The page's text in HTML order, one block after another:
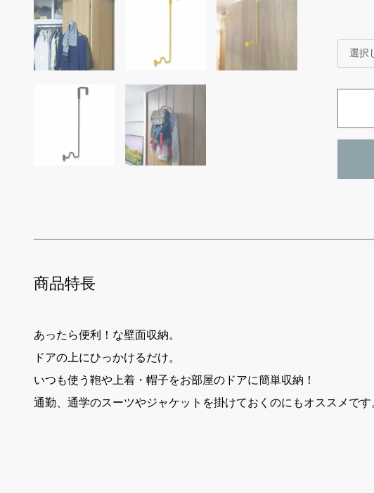
商品特長
あったら便利！な壁面収納。
ドアの上にひっかけるだけ。
いつも使う鞄や上着・帽子をお部屋のドアに簡単収納！
通勤、通学のスーツやジャケットを掛けておくのにもオススメです